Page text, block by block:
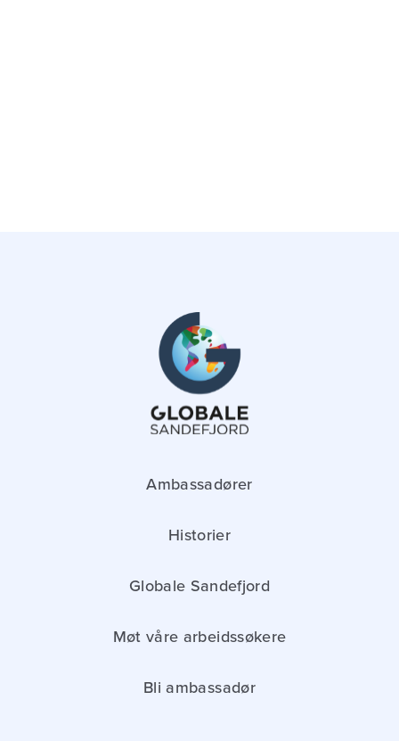
Ambassadører
Historier
Globale Sandefjord
Møt våre arbeidssøkere
Bli ambassadør